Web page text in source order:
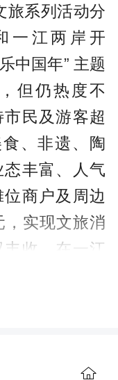
旅系列活动分
一江两岸开
中国年” 主题
但仍热度不
民及游客超
、非遗、陶
丰富、人气
商户及周边
，实现文旅消
收。在一江
遗年货博览